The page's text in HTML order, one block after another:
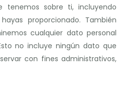
tenemos sobre ti, incluyendo
proporcionado. También
cualquier dato personal
no incluye ningún dato que
con fines administrativos,